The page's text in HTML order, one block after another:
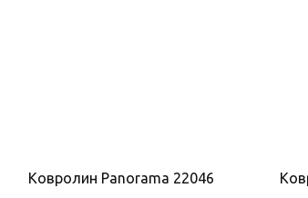
Ковролин Panorama 22046